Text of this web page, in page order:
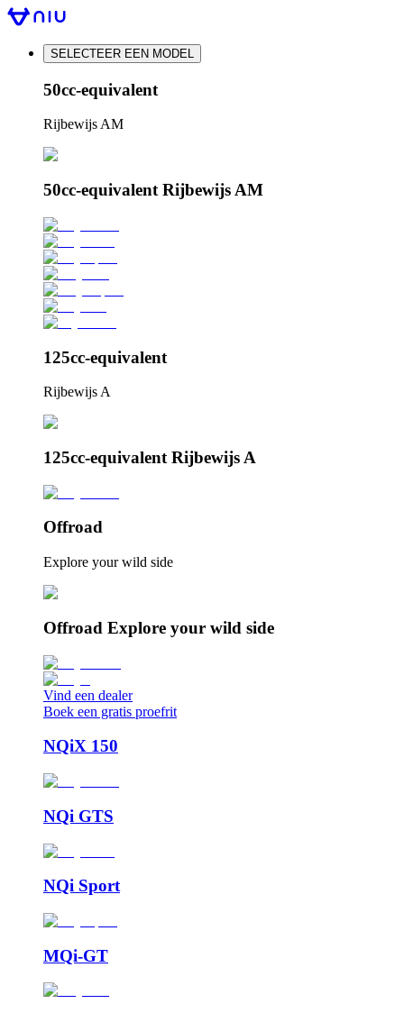
SELECTEER EEN MODEL
50cc-equivalent
Rijbewijs AM
50cc-equivalent Rijbewijs AM
125cc-equivalent
Rijbewijs A
125cc-equivalent Rijbewijs A
Offroad
Explore your wild side
Offroad Explore your wild side
Vind een dealer
Boek een gratis proefrit
NQiX 150
NQi GTS
NQi Sport
MQi-GT